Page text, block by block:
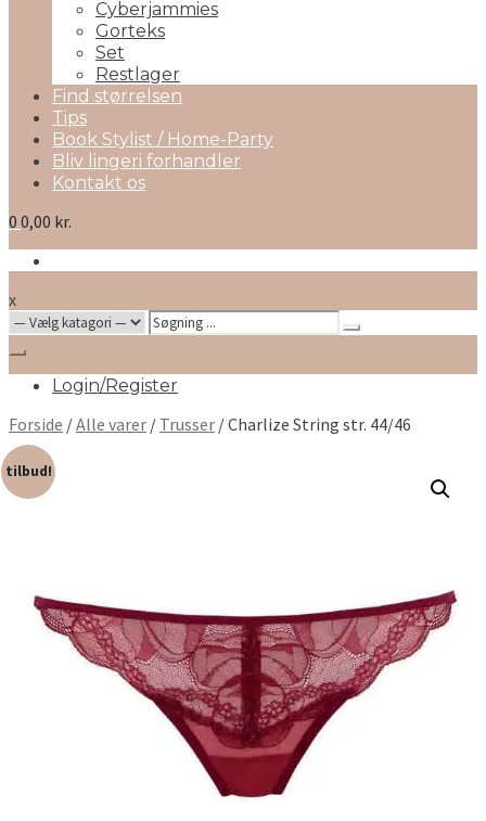
Cyberjammies
Gorteks
Set
Restlager
Find størrelsen
Tips
Book Stylist / Home-Party
Bliv lingeri forhandler
Kontakt os
0 0,00 kr.
x
Search
for:
Login/Register
Forside /Alle varer / Trusser / Charlize String str. 44/46
tilbud!